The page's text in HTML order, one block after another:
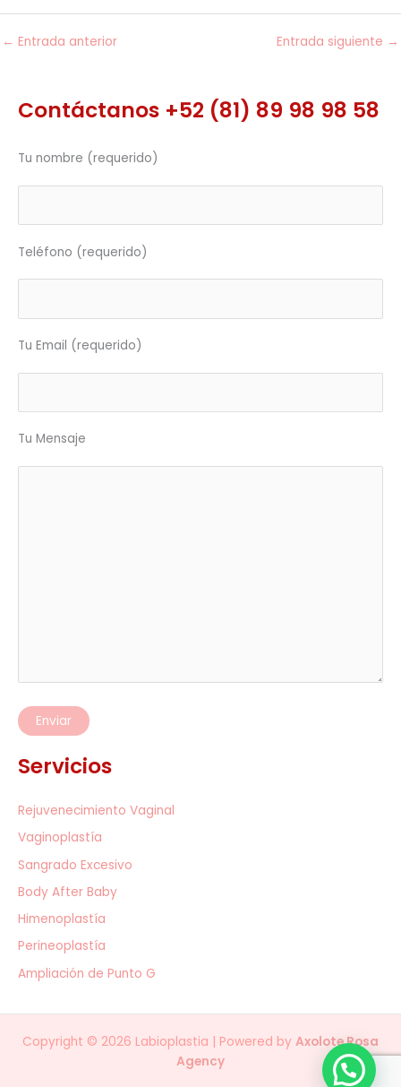
← Entrada anterior Entrada siguiente →
Contáctanos +52 (81) 89 98 98 58
Tu nombre (requerido)
Teléfono (requerido)
Tu Email (requerido)
Tu Mensaje
Servicios
Rejuvenecimiento Vaginal
Vaginoplastía
Sangrado Excesivo
Body After Baby
Himenoplastía
Perineoplastía
Ampliación de Punto G
Copyright © 2026 Labioplastia | Powered by Axolote Rosa
Agency